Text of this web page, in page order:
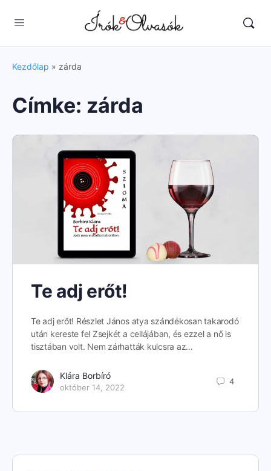
Kezdőlap » zárda
Címke: zárda
Te adj erőt!
Te adj erőt! Részlet János atya szándékosan takarodó
után kereste fel Zsejkét a cellájában, és ezzel a nő is
tisztában volt. Nem zárhatták kulcsra az…
Klára Borbíró
október 14, 2022
4